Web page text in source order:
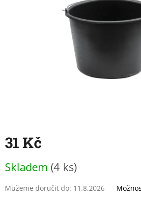
31 Kč
cena:
Skladem (4 ks)
Můžeme doručit do: 11.8.2026